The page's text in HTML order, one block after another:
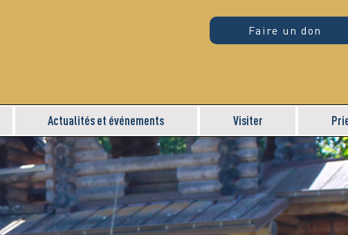
Faire un don
Actualités et événements Visiter